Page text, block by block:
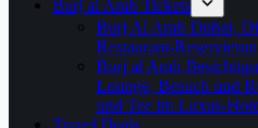
Burj al Arab Tickets
Burj Al Arab Dubai,
Restaurant-
Burj al Arab
Lounge, Besuch und
und Tee im Luxus-
Travel Deals